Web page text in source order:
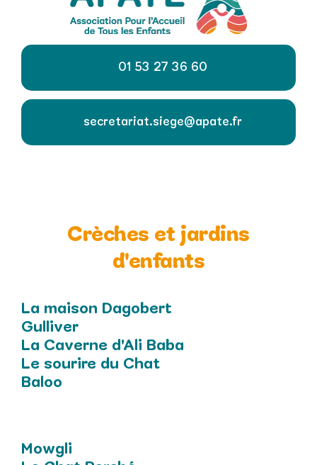
01 53 27 36 60
secretariat.siege@apate.fr
Crèches et jardins
d'enfants
La maison Dagobert
Gulliver
La Caverne d'Ali Baba
Le sourire du Chat
Baloo
Mowgli